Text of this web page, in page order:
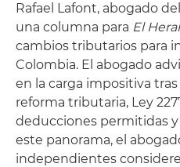
Rafael Lafont, abogado
una columna para El
cambios tributarios para
Colombia. El abogado
en la carga impositiva
reforma tributaria, Ley
deducciones permitidas
este panorama, el
independientes